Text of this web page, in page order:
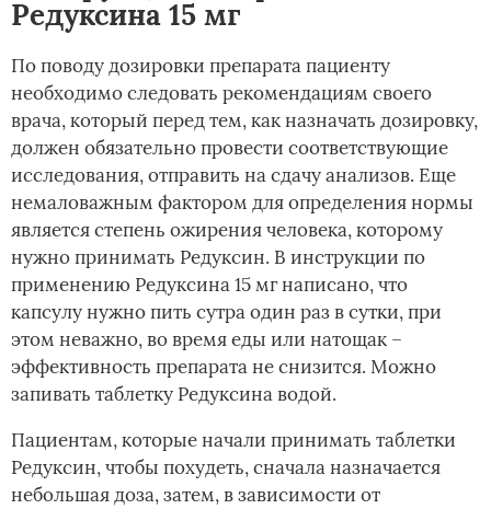
Редуксина 15 мг
По поводу дозировки препарата пациенту
необходимо следовать рекомендациям своего
врача, который перед тем, как назначать дозировку,
должен обязательно провести соответствующие
исследования, отправить на сдачу анализов. Еще
немаловажным фактором для определения нормы
является степень ожирения человека, которому
нужно принимать Редуксин. В инструкции по
применению Редуксина 15 мг написано, что
капсулу нужно пить сутра один раз в сутки, при
этом неважно, во время еды или натощак –
эффективность препарата не снизится. Можно
запивать таблетку Редуксина водой.
Пациентам, которые начали принимать таблетки
Редуксин, чтобы похудеть, сначала назначается
небольшая доза, затем, в зависимости от